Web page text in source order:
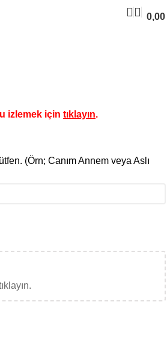
0,00
izlemek için tıklayın.
(Örn; Canım Annem veya Aslı